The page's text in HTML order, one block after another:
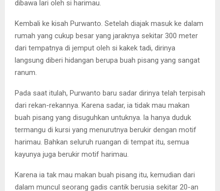
dibawa lari oleh si harimau.
Kembali ke kisah Purwanto. Setelah diajak masuk ke dalam
rumah yang cukup besar yang jaraknya sekitar 300 meter
dari tempatnya di jemput oleh si kakek tadi, dirinya
langsung diberi hidangan berupa buah pisang yang sangat
ranum.
Pada saat itulah, Purwanto baru sadar dirinya telah terpisah
dari rekan-rekannya. Karena sadar, ia tidak mau makan
buah pisang yang disuguhkan untuknya. la hanya duduk
termangu di kursi yang menurutnya berukir dengan motif
harimau. Bahkan seluruh ruangan di tempat itu, semua
kayunya juga berukir motif harimau.
Karena ia tak mau makan buah pisang itu, kemudian dari
dalam muncul seorang gadis cantik berusia sekitar 20-an